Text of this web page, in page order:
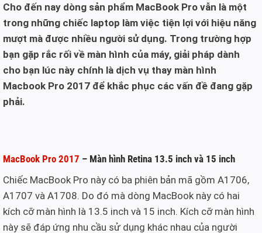
Cho đến nay dòng sản phẩm MacBook Pro vẫn là một
trong những chiếc laptop làm việc tiện lợi với hiệu năng
mượt mà được nhiều người sử dụng. Trong trường hợp
bạn gặp rắc rối về màn hình của máy, giải pháp dành
cho bạn lúc này chính là dịch vụ thay màn hình
Macbook Pro 2017 để khắc phục các vấn đề đang gặp
phải.
MacBook Pro 2017 – Màn hình Retina 13.5 inch và 15 inch
Chiếc MacBook Pro này có ba phiên bản mã gồm A1706,
A1707 và A1708. Do đó mà dòng MacBook này có hai
kích cỡ màn hình là 13.5 inch và 15 inch. Kích cỡ màn hình
này sẽ đáp ứng nhu cầu sử dụng khác nhau của người